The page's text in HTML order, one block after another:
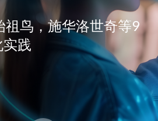
祖鸟，施华洛世奇等9
践